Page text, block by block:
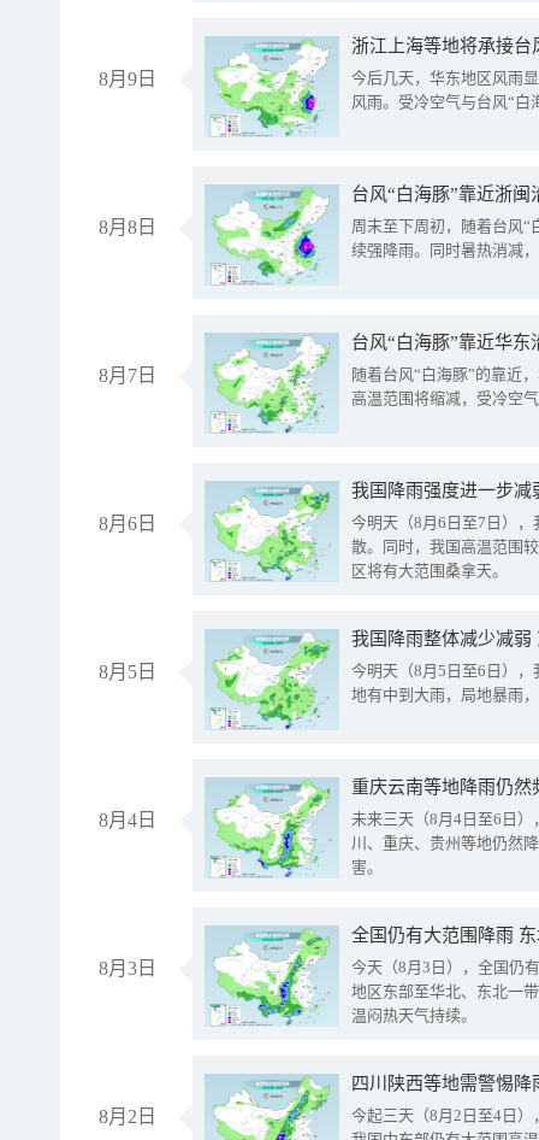
8月9日
浙江上海等地将承接台
今后几天，华东地区风雨
风雨。受冷空气与台风“白
8月8日
台风“白海豚”靠近浙
周末至下周初，随着台风“
续强降雨。同时暑热消减
8月7日
台风“白海豚”靠近华
随着台风“白海豚”的靠近
高温范围将缩减，受冷空
8月6日
今明天（8月6日至7日）
散。同时，我国高温范围
区将有大范围桑拿天。
8月5日
我国降雨整体减少减弱
今明天（8月5日至6日）
地有中到大雨，局地暴雨
8月4日
重庆云南等地降雨仍然
未来三天（8月4日至6日
川、重庆、贵州等地仍然
害。
8月3日
全国仍有大范围降雨
今天（8月3日），全国仍
地区东部至华北、东北一
温闷热天气持续。
8月2日
今起三天（8月2日至4日